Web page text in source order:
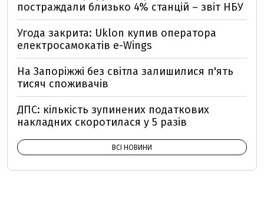
постраждали близько 4% станцій – звіт НБУ
Угода закрита: Uklon купив оператора
електросамокатів e-Wings
На Запоріжжі без світла залишилися п'ять
тисяч споживачів
ДПС: кількість зупинених податкових
накладних скоротилася у 5 разів
ВСІ НОВИНИ